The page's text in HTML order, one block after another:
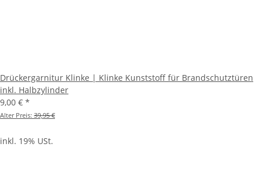
Drückergarnitur Klinke | Klinke Kunststoff für Brandschutztüren
inkl. Halbzylinder
9,00 € *
Alter Preis: 39,95 €
inkl. 19% USt.